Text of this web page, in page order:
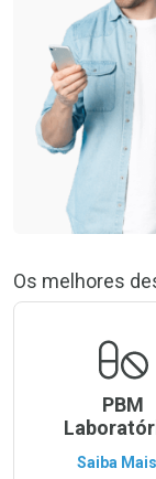
Os melhores
PBM
Saiba